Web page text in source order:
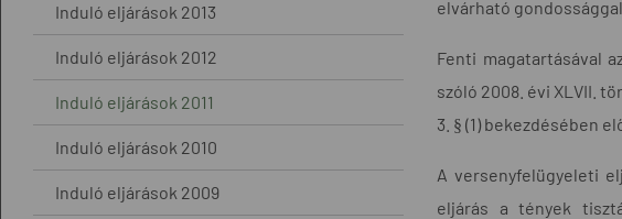
Induló eljárások 2013
Induló eljárások 2012
Induló eljárások 2011
Induló eljárások 2010
Induló eljárások 2009
elvárható
Fenti magatartásával
szóló 2008. évi XLVII.
3. § (1) bekezdésében
A versenyfelügyeleti
eljárás a tények